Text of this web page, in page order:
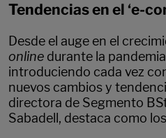
Tendencias en el ‘e-
Desde el auge en el
online durante la
introduciendo cada vez
nuevos cambios y
directora de Segmento
Sabadell, destaca como